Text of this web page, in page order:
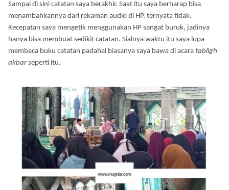
Sampai di sini catatan saya berakhir. Saat itu saya berharap bisa
menambahkannya dari rekaman audio di HP, ternyata tidak.
Kecepatan saya mengetik menggunakan HP sangat buruk, jadinya
hanya bisa membuat sedikit catatan. Sialnya waktu itu saya lupa
membaca buku catatan padahal biasanya saya bawa di acara tabligh
akbarseperti itu.